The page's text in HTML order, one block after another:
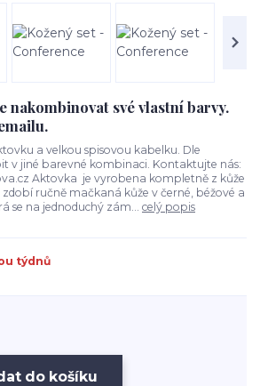
nakombinovat své vlastní barvy.
a velkou spisovou kabelku. Dle
v jiné barevné kombinaci. Kontaktujte nás:
Aktovka je vyrobena kompletně z kůže
ručně mačkaná kůže v černé, béžové a
se na jednoduchý zám... celý popis
týdnů
do košíku